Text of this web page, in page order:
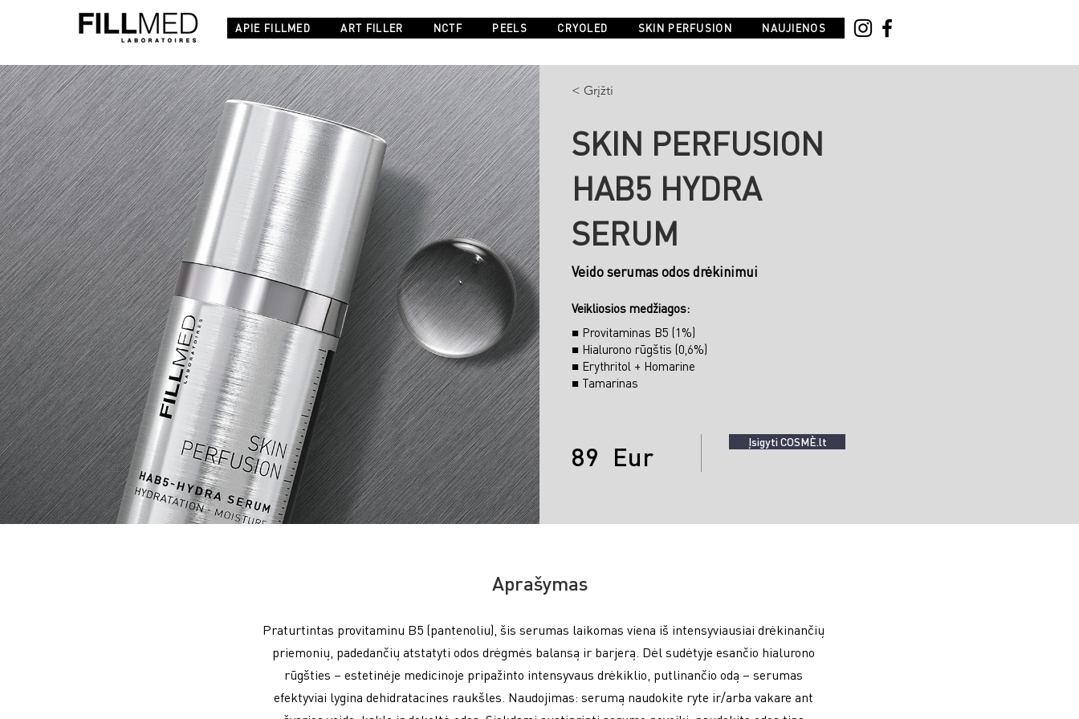
APIE FILLMED ART FILLER NCTF PEELS CRYOLED SKIN PERFUSION NAUJIENOS
< Grįžti
SKIN PERFUSION
HAB5 HYDRA
SERUM
Veido serumas odos drėkinimui
Veikliosios medžiagos:
■ Provitaminas B5 (1%)
■ Hialurono rūgštis (0,6%)
■ Erythritol + Homarine
■ Tamarinas
89 Eur Įsigyti COSMÈ.lt
Aprašymas
Praturtintas provitaminu B5 (pantenoliu), šis serumas laikomas viena iš intensyviausiai drėkinančių
priemonių, padedančių atstatyti odos drėgmės balansą ir barjerą. Dėl sudėtyje esančio hialurono
rūgšties – estetinėje medicinoje pripažinto intensyvaus drėkiklio, putlinančio odą – serumas
efektyviai lygina dehidratacines raukšles. Naudojimas: serumą naudokite ryte ir/arba vakare ant